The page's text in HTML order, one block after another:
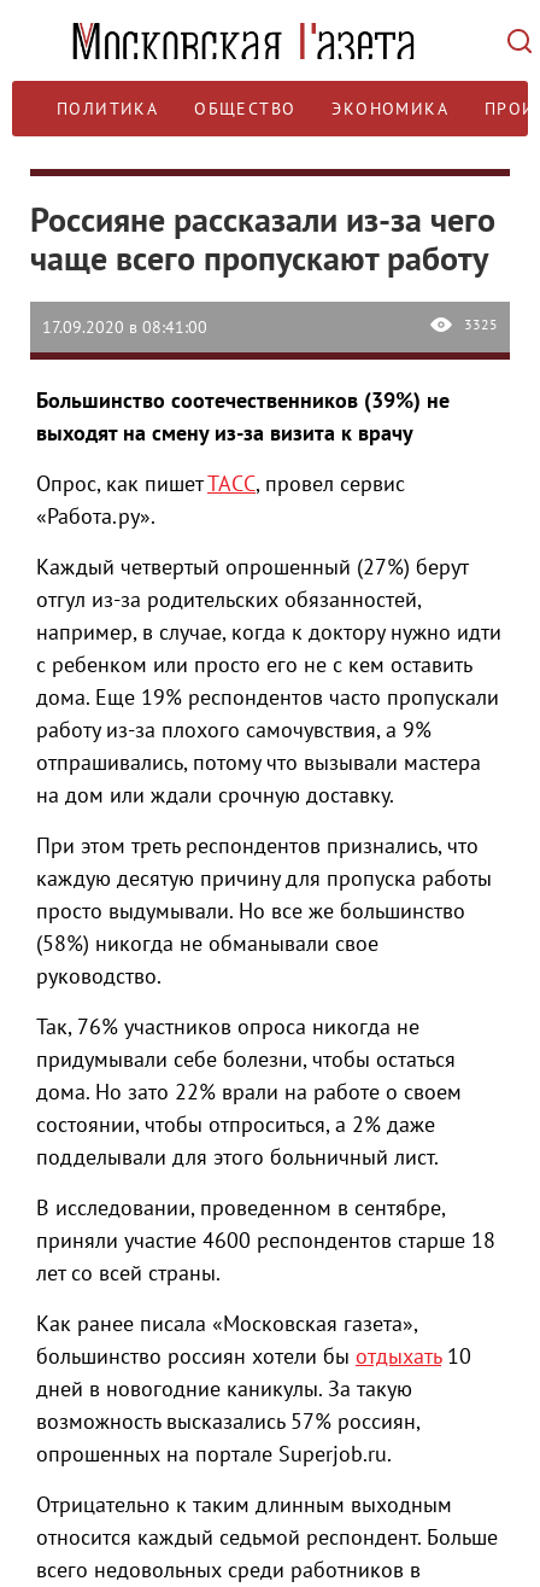
ПОЛИТИКА ОБЩЕСТВО ЭКОНОМИКА
Россияне рассказали из-за чего
чаще всего пропускают работу
17.09.2020 в 08:41:00 3325
Большинство соотечественников (39%) не
выходят на смену из-за визита к врачу
Опрос, как пишетТАСС, провел сервис
«Работа.ру».
Каждый четвертый опрошенный (27%) берут
отгул из-за родительских обязанностей,
например, в случае, когда к доктору нужно идти
с ребенком или просто его не с кем оставить
дома. Еще 19% респондентов часто пропускали
работу из-за плохого самочувствия, а 9%
отпрашивались, потому что вызывали мастера
на дом или ждали срочную доставку.
При этом треть респондентов признались, что
каждую десятую причину для пропуска работы
просто выдумывали. Но все же большинство
(58%) никогда не обманывали свое
руководство.
Так, 76% участников опроса никогда не
придумывали себе болезни, чтобы остаться
дома. Но зато 22% врали на работе о своем
состоянии, чтобы отпроситься, а 2% даже
подделывали для этого больничный лист.
В исследовании, проведенном в сентябре,
приняли участие 4600 респондентов старше 18
лет со всей страны.
Как ранее писала «Московская газета»,
большинство россиян хотели бы отдыхать10
дней в новогодние каникулы. За такую
возможность высказались 57% россиян,
опрошенных на портале Superjob.ru.
Отрицательно к таким длинным выходным
относится каждый седьмой респондент. Больше
всего недовольных среди работников в